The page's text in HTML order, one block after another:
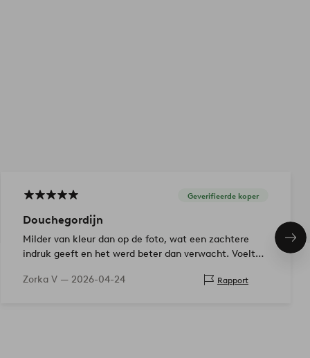
Geverifieerde koper
Douchegordijn
Milder van kleur dan op de foto, wat een zachtere
indruk geeft en het werd beter dan verwacht. Voelt
Zorka V — 2026-04-24 Rapport